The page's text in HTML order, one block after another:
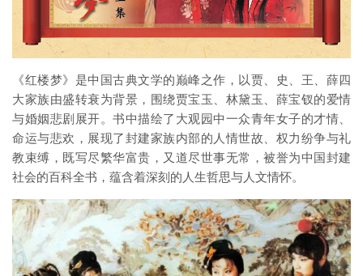
《红楼梦》是中国古典文学的巅峰之作，以贾、史、王、薛四
大家族由盛转衰为背景，围绕贾宝玉、林黛玉、薛宝钗的爱情
与婚姻悲剧展开。书中描绘了大观园中一众青年女子的才情、
命运与悲欢，展现了封建家族内部的人情世故、权力纷争与礼
教束缚，既写尽繁华富贵，又道尽世事无常，被誉为中国封建
社会的百科全书，蕴含着深刻的人生哲思与人文情怀。